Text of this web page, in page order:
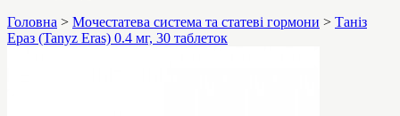
Головна > Мочестатева система та статеві гормони > Таніз
Ераз (Tanyz Eras) 0.4 мг, 30 таблеток